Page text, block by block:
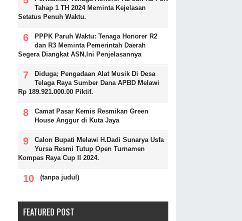
Tahap 1 TH 2024 Meminta Kejelasan
Setatus Penuh Waktu.
PPPK Paruh Waktu: Tenaga Honorer R2
dan R3 Meminta Pemerintah Daerah
Segera Diangkat ASN,Ini Penjelasannya
Diduga; Pengadaan Alat Musik Di Desa
Telaga Raya Sumber Dana APBD Melawi
Rp 189.921.000.00 Piktif.
Camat Pasar Kemis Resmikan Green
House Anggur di Kuta Jaya
Calon Bupati Melawi H.Dadi Sunarya Usfa
Yursa Resmi Tutup Open Turnamen
Kompas Raya Cup II 2024.
(tanpa judul)
FEATURED POST